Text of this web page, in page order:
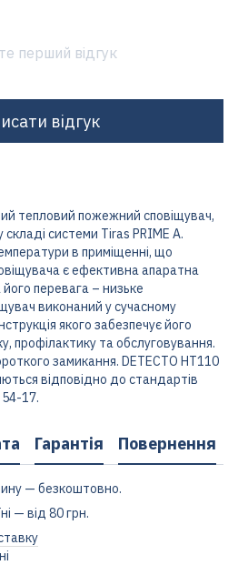
перший відгук
відгук
тепловий пожежний сповіщувач,
системи Tiras PRIME A.
в приміщенні, що
є ефективна апаратна
перевага – низьке
виконаний у сучасному
якого забезпечує його
профілактику та обслуговування.
замикання. DETECTO HT110
відповідно до стандартів
17.
Гарантія Повернення
— безкоштовно.
— від 80 грн.